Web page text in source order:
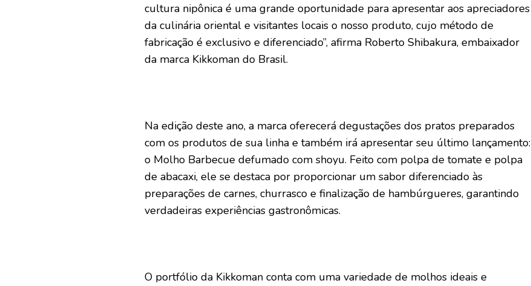
cultura nipônica é uma grande oportunidade para apresentar aos apreciadores
da culinária oriental e visitantes locais o nosso produto, cujo método de
fabricação é exclusivo e diferenciado”, afirma Roberto Shibakura, embaixador
da marca Kikkoman do Brasil.
Na edição deste ano, a marca oferecerá degustações dos pratos preparados
com os produtos de sua linha e também irá apresentar seu último lançamento:
o Molho Barbecue defumado com shoyu. Feito com polpa de tomate e polpa
de abacaxi, ele se destaca por proporcionar um sabor diferenciado às
preparações de carnes, churrasco e finalização de hambúrgueres, garantindo
verdadeiras experiências gastronômicas.
O portfólio da Kikkoman conta com uma variedade de molhos ideais e